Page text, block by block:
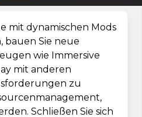
mit dynamischen Mods
bauen Sie neue
wie Immersive
mit anderen
zu
Schließen Sie sich